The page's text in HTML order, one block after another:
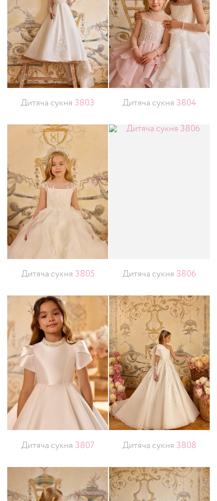
Дитяча сукня 3803 Дитяча сукня 3804
Дитяча сукня 3805 Дитяча сукня 3806
Дитяча сукня 3807 Дитяча сукня 3808